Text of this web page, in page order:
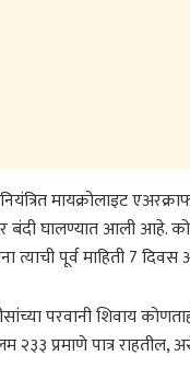
नियंत्रित मायक्रोलाइट
बंदी घालण्यात आली आहे.
त्याची पूर्व माहिती 7
परवानी शिवाय
२३३ प्रमाणे पात्र